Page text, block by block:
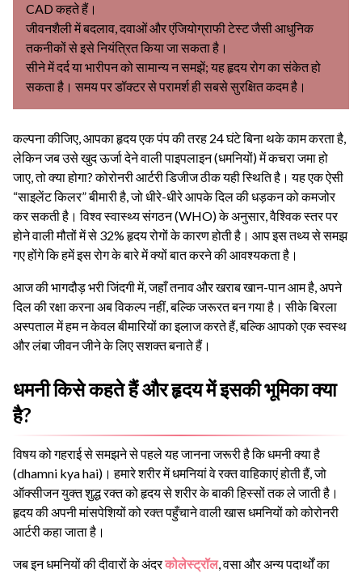
CAD कहते हैं।
जीवनशैली में बदलाव, दवाओं और एंजियोग्राफी टेस्ट जैसी आधुनिक
तकनीकों से इसे नियंत्रित किया जा सकता है।
सीने में दर्द या भारीपन को सामान्य न समझें; यह हृदय रोग का संकेत हो
सकता है। समय पर डॉक्टर से परामर्श ही सबसे सुरक्षित कदम है।
कल्पना कीजिए, आपका हृदय एक पंप की तरह 24 घंटे बिना थके काम करता है,
लेकिन जब उसे खुद ऊर्जा देने वाली पाइपलाइन (धमनियों) में कचरा जमा हो
जाए, तो क्या होगा? कोरोनरी आर्टरी डिजीज ठीक यही स्थिति है। यह एक ऐसी
“साइलेंट किलर” बीमारी है, जो धीरे-धीरे आपके दिल की धड़कन को कमजोर
कर सकती है। विश्व स्वास्थ्य संगठन (WHO) के अनुसार, वैश्विक स्तर पर
होने वाली मौतों में से 32% हृदय रोगों के कारण होती है। आप इस तथ्य से समझ
गए होंगे कि हमें इस रोग के बारे में क्यों बात करने की आवश्यकता है।
आज की भागदौड़ भरी जिंदगी में, जहाँ तनाव और खराब खान-पान आम है, अपने
दिल की रक्षा करना अब विकल्प नहीं, बल्कि जरूरत बन गया है। सीके बिरला
अस्पताल में हम न केवल बीमारियों का इलाज करते हैं, बल्कि आपको एक स्वस्थ
और लंबा जीवन जीने के लिए सशक्त बनाते हैं।
धमनी किसे कहते हैं और हृदय में इसकी भूमिका क्या
है?
विषय को गहराई से समझने से पहले यह जानना जरूरी है कि धमनी क्या है
(dhamni kya hai)। हमारे शरीर में धमनियां वे रक्त वाहिकाएं होती हैं, जो
ऑक्सीजन युक्त शुद्ध रक्त को हृदय से शरीर के बाकी हिस्सों तक ले जाती है।
हृदय की अपनी मांसपेशियों को रक्त पहुँचाने वाली खास धमनियों को कोरोनरी
आर्टरी कहा जाता है।
जब इन धमनियों की दीवारों के अंदरकोलेस्ट्रॉल, वसा और अन्य पदार्थों का